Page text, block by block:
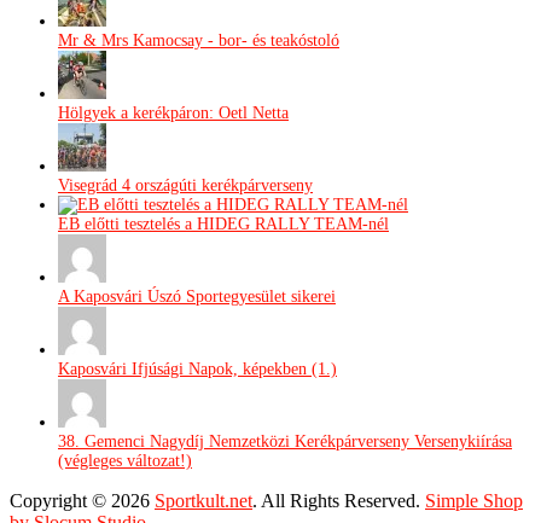
Mr & Mrs Kamocsay - bor- és teakóstoló
Hölgyek a kerékpáron: Oetl Netta
Visegrád 4 országúti kerékpárverseny
EB előtti tesztelés a HIDEG RALLY TEAM-nél
A Kaposvári Úszó Sportegyesület sikerei
Kaposvári Ifjúsági Napok, képekben (1.)
38. Gemenci Nagydíj Nemzetközi Kerékpárverseny Versenykiírása
(végleges változat!)
Copyright © 2026 Sportkult.net. All Rights Reserved. Simple Shop